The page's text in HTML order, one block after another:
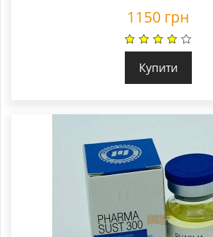
1150 грн
Купити